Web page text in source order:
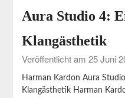
Aura Studio 4:
Klangästhetik
Veröffentlicht am 25 Juni
Harman Kardon Aura
Klangästhetik Harman